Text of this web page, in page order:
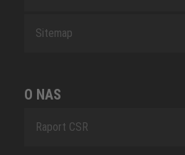
Sitemap
O NAS
Raport CSR